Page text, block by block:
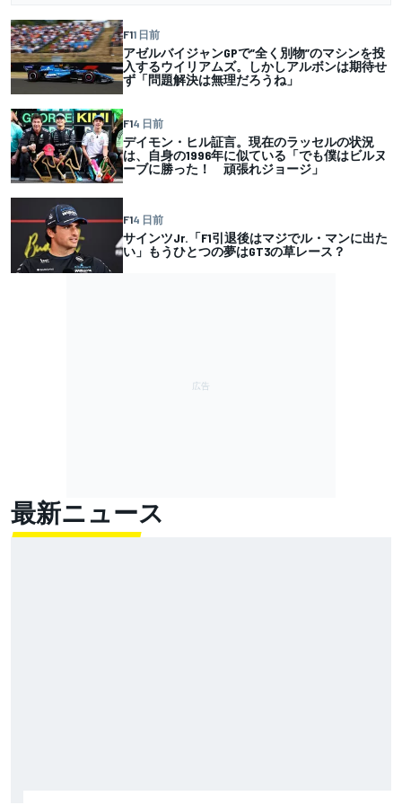
F11 日前
アゼルバイジャンGPで”全く別物”のマシンを投
入するウイリアムズ。しかしアルボンは期待せ
ず「問題解決は無理だろうね」
F14 日前
デイモン・ヒル証言。現在のラッセルの状況
は、自身の1996年に似ている「でも僕はビルヌ
ーブに勝った！ 頑張れジョージ」
F14 日前
サインツJr.「F1引退後はマジでル・マンに出た
い」もうひとつの夢はGT3の草レース？
最新ニュース